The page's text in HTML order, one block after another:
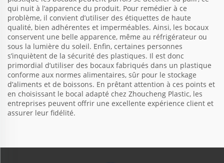
qui nuit à l’apparence du produit. Pour remédier à ce
problème, il convient d’utiliser des étiquettes de haute
qualité, bien adhérentes et imperméables. Ainsi, les bocaux
conservent une belle apparence, même au réfrigérateur ou
sous la lumière du soleil. Enfin, certaines personnes
s’inquiètent de la sécurité des plastiques. Il est donc
primordial d’utiliser des bocaux fabriqués dans un plastique
conforme aux normes alimentaires, sûr pour le stockage
d’aliments et de boissons. En prêtant attention à ces points et
en choisissant le bocal adapté chez Zhoucheng Plastic, les
entreprises peuvent offrir une excellente expérience client et
assurer leur fidélité.